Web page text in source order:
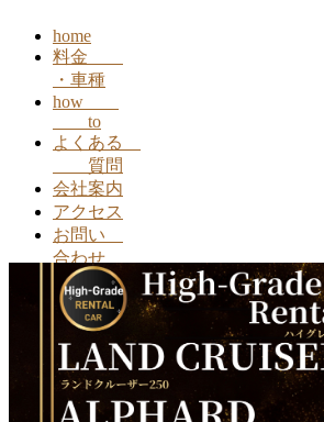
home
料金
・車種
how
to
よくある
質問
会社案内
アクセス
お問い
合わせ